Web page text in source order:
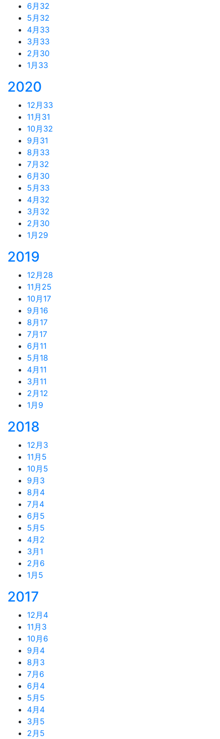
6月 32
5月 32
4月 33
3月 33
2月 30
1月 33
2020
12月 33
11月 31
10月 32
9月 31
8月 33
7月 32
6月 30
5月 33
4月 32
3月 32
2月 30
1月 29
2019
12月 28
11月 25
10月 17
9月 16
8月 17
7月 17
6月 11
5月 18
4月 11
3月 11
2月 12
1月 9
2018
12月 3
11月 5
10月 5
9月 3
8月 4
7月 4
6月 5
5月 5
4月 2
3月 1
2月 6
1月 5
2017
12月 4
11月 3
10月 6
9月 4
8月 3
7月 6
6月 4
5月 5
4月 4
3月 5
2月 5